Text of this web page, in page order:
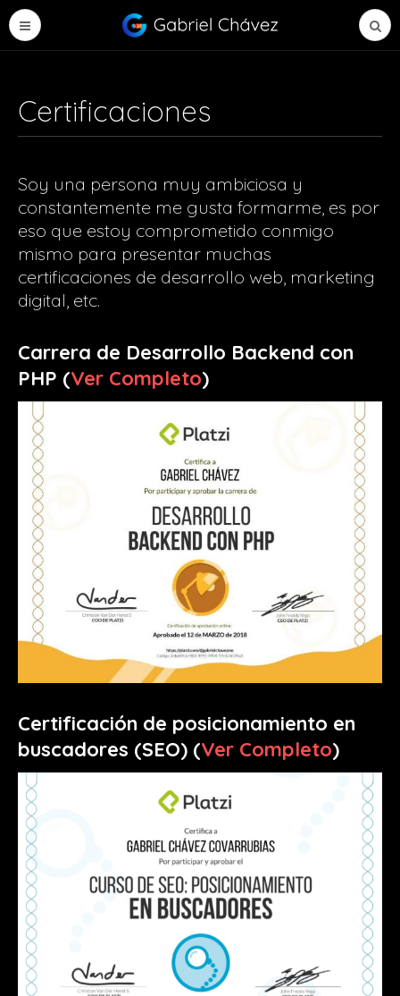
Certificaciones
Soy una persona muy ambiciosa y
constantemente me gusta formarme, es por
eso que estoy comprometido conmigo
mismo para presentar muchas
certificaciones de desarrollo web, marketing
digital, etc.
Carrera de Desarrollo Backend con
PHP (Ver Completo)
Certificación de posicionamiento en
buscadores (SEO) (Ver Completo)